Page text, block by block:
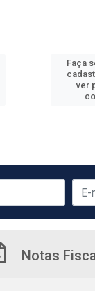
Faça
ver
Notas